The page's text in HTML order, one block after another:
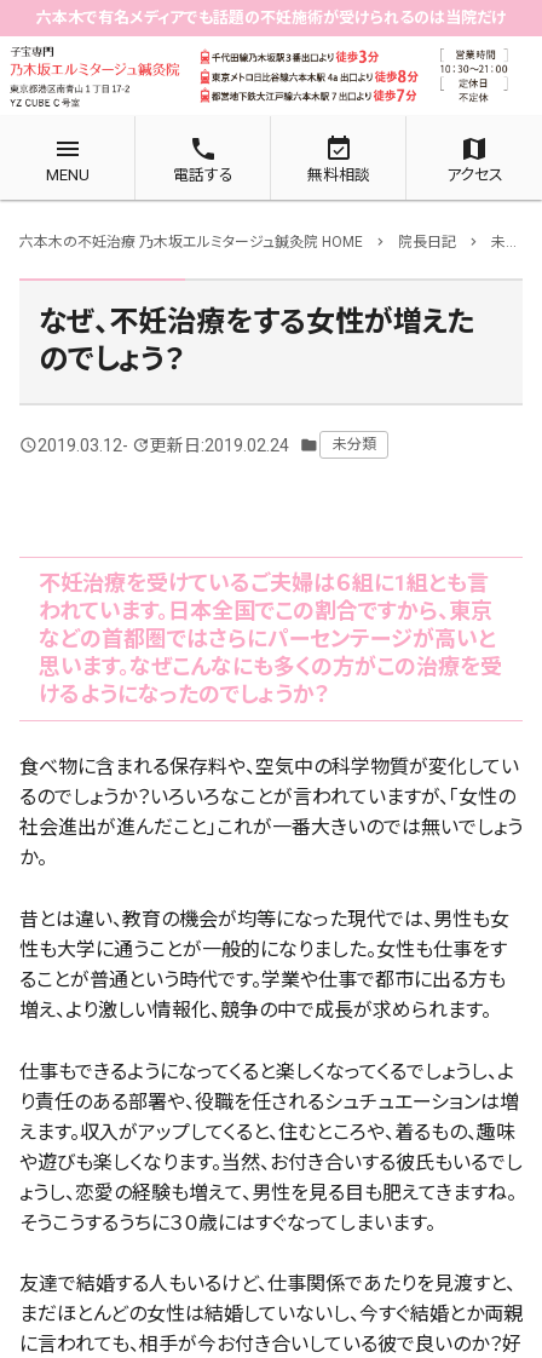
六本木で有名メディアでも話題の不妊施術が受けられるのは当院だけ
menu
MENU
phone
電話する
event_available
無料相談
map
アクセス
六本木の不妊治療 乃木坂エルミタージュ鍼灸院 HOME chevron_right 院長日記 chevron_right 未分類
なぜ、不妊治療をする女性が増えた
のでしょう？
query_builder2019.03.12- update更新日:2019.02.24 folder 未分類
不妊治療を受けているご夫婦は６組に1組とも言
われています。日本全国でこの割合ですから、東京
などの首都圏ではさらにパーセンテージが高いと
思います。なぜこんなにも多くの方がこの治療を受
けるようになったのでしょうか？
食べ物に含まれる保存料や、空気中の科学物質が変化してい
るのでしょうか？いろいろなことが言われていますが、「女性の
社会進出が進んだこと」これが一番大きいのでは無いでしょう
か。
昔とは違い、教育の機会が均等になった現代では、男性も女
性も大学に通うことが一般的になりました。女性も仕事をす
ることが普通という時代です。学業や仕事で都市に出る方も
増え、より激しい情報化、競争の中で成長が求められます。
仕事もできるようになってくると楽しくなってくるでしょうし、よ
り責任のある部署や、役職を任されるシュチュエーションは増
えます。収入がアップしてくると、住むところや、着るもの、趣味
や遊びも楽しくなります。当然、お付き合いする彼氏もいるでし
ょうし、恋愛の経験も増えて、男性を見る目も肥えてきますね。
そうこうするうちに３０歳にはすぐなってしまいます。
友達で結婚する人もいるけど、仕事関係であたりを見渡すと、
まだほとんどの女性は結婚していないし、今すぐ結婚とか両親
に言われても、相手が今お付き合いしている彼で良いのか？好